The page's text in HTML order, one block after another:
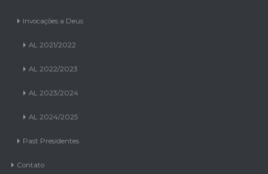
AL 2021/2022
AL 2022/2023
AL 2023/2024
AL 2024/2025
Past Presidentes
Contato
Notícias